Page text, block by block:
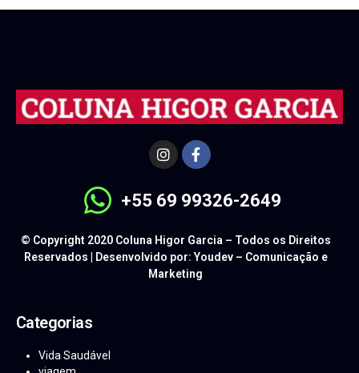
+55 69 99326-2649
© Copyright 2020 Coluna Higor Garcia – Todos os Direitos
Reservados | Desenvolvido por: Youdev – Comunicação e
Marketing
Categorias
Vida Saudável